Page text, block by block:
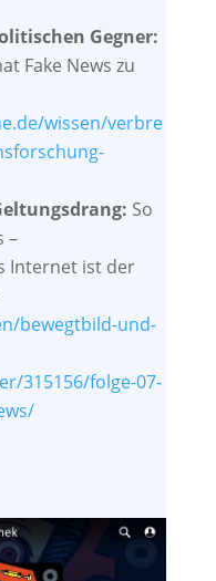
Gegner:
Fake News zu
wissen/verbre
So
–
Internet ist der
bewegtbild-und-
315156/folge-07-